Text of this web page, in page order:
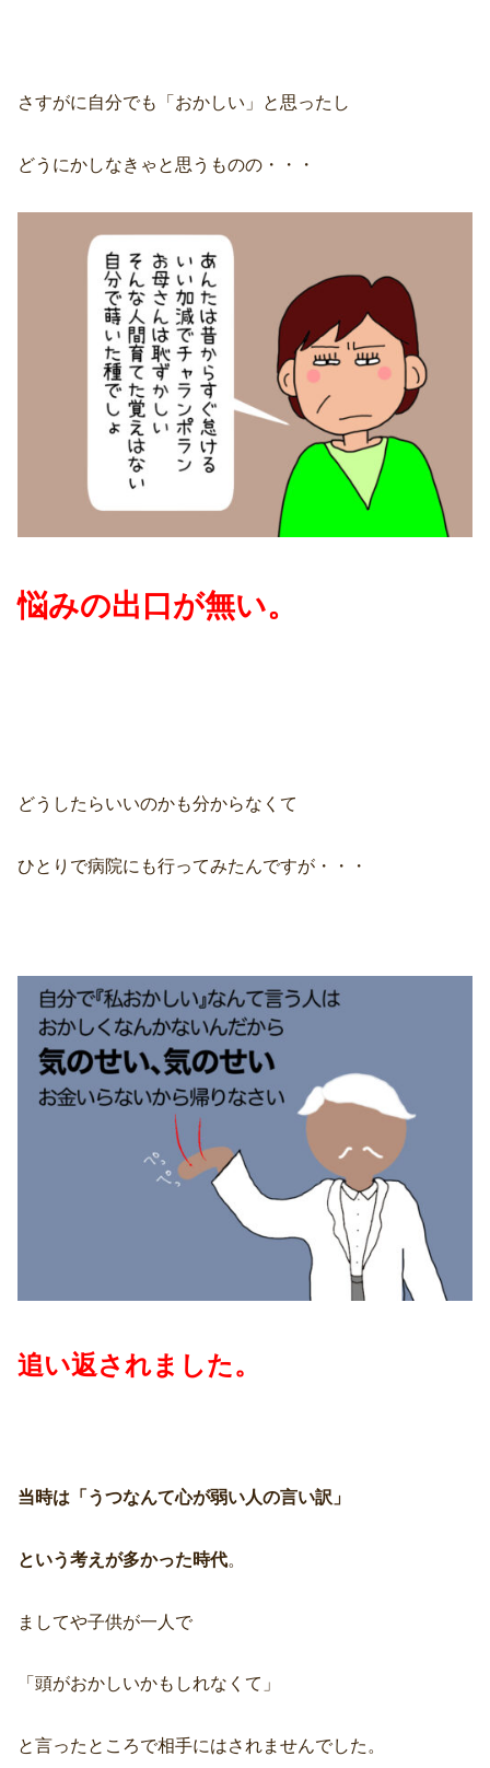
さすがに自分でも「おかしい」と思ったし
どうにかしなきゃと思うものの・・・
悩みの出口が無い。
どうしたらいいのかも分からなくて
ひとりで病院にも行ってみたんですが・・・
追い返されました。
当時は「うつなんて心が弱い人の言い訳」
という考えが多かった時代。
ましてや子供が一人で
「頭がおかしいかもしれなくて」
と言ったところで相手にはされませんでした。